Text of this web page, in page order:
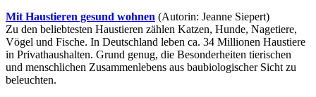
Mit Haustieren gesund wohnen (Autorin: Jeanne Siepert)
Zu den beliebtesten Haustieren zählen Katzen, Hunde, Nagetiere,
Vögel und Fische. In Deutschland leben ca. 34 Millionen Haustiere
in Privathaushalten. Grund genug, die Besonderheiten tierischen
und menschlichen Zusammenlebens aus baubiologischer Sicht zu
beleuchten.